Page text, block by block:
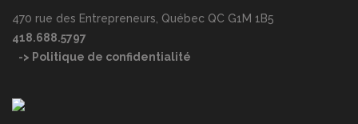
470 rue des Entrepreneurs, Québec QC G1M 1B5
418.688.5797
-> Politique de confidentialité